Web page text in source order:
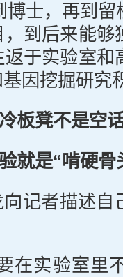
博士，再到
到后来能够
于实验室和
因挖掘研究
板凳不是空
就是“啃硬骨
向记者描述
在实验室里